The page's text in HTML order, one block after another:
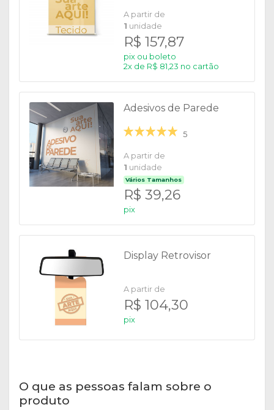
A partir de
1 unidade
R$ 157,87
pix ou boleto
2x de R$ 81,23 no cartão
Adesivos de Parede
5
A partir de
1 unidade
Vários Tamanhos
R$ 39,26
pix
Display Retrovisor
A partir de
R$ 104,30
pix
O que as pessoas falam sobre o
produto